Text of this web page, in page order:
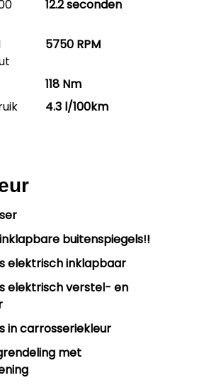
12.2 seconden
5750 RPM
118 Nm
4.3 l/100km
buitenspiegels!!
elektrisch inklapbaar
elektrisch verstel- en
in carrosseriekleur
met